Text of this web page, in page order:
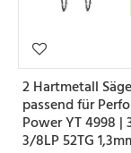
2 Hartmetall
passend für
Power YT 4998 |
3/8LP 52TG